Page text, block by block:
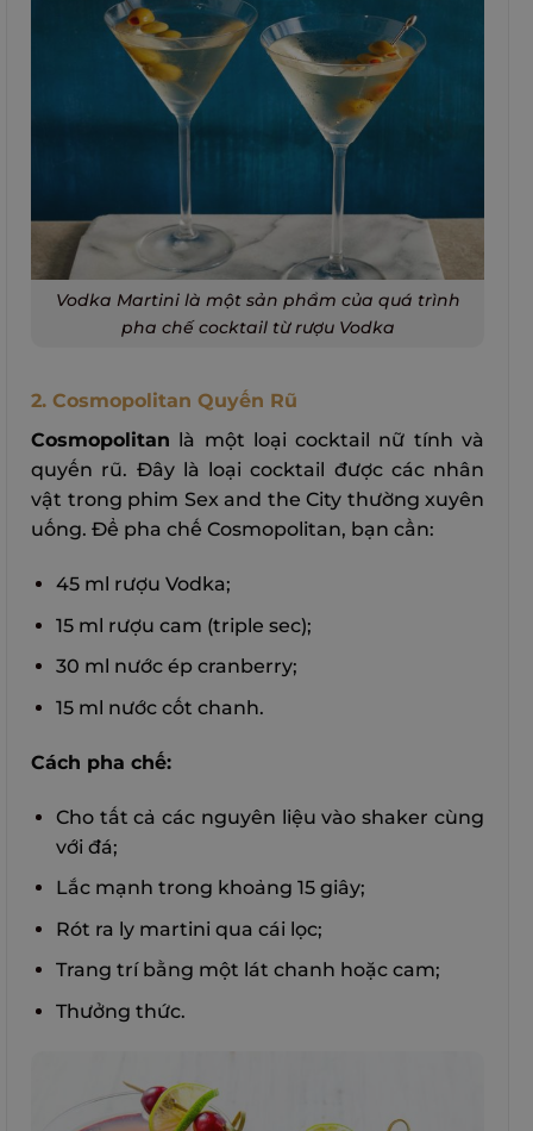
Vodka Martini là một sản phẩm của quá trình
pha chế cocktail từ rượu Vodka
2. Cosmopolitan Quyến Rũ
Cosmopolitan là một loại cocktail nữ tính và
quyến rũ. Đây là loại cocktail được các nhân
vật trong phim Sex and the City thường xuyên
uống. Để pha chế Cosmopolitan, bạn cần:
45 ml rượu Vodka;
15 ml rượu cam (triple sec);
30 ml nước ép cranberry;
15 ml nước cốt chanh.
Cách pha chế:
Cho tất cả các nguyên liệu vào shaker cùng
với đá;
Lắc mạnh trong khoảng 15 giây;
Rót ra ly martini qua cái lọc;
Trang trí bằng một lát chanh hoặc cam;
Thưởng thức.